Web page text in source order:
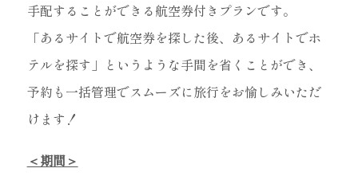
手配することができる航空券付きプランです。
「あるサイトで航空券を探した後、あるサイトでホ
テルを探す」というような手間を省くことができ、
予約も一括管理でスムーズに旅行をお愉しみいただ
けます！
＜期間＞